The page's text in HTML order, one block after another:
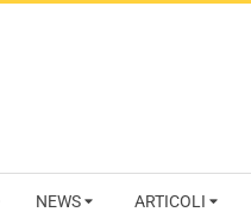
NEWS ARTICOLI